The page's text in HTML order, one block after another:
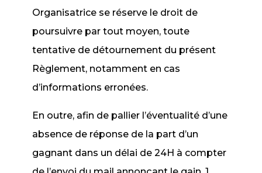
Organisatrice se réserve le droit de
poursuivre par tout moyen, toute
tentative de détournement du présent
Règlement, notamment en cas
d’informations erronées.
En outre, afin de pallier l’éventualité d’une
absence de réponse de la part d’un
gagnant dans un délai de 24H à compter